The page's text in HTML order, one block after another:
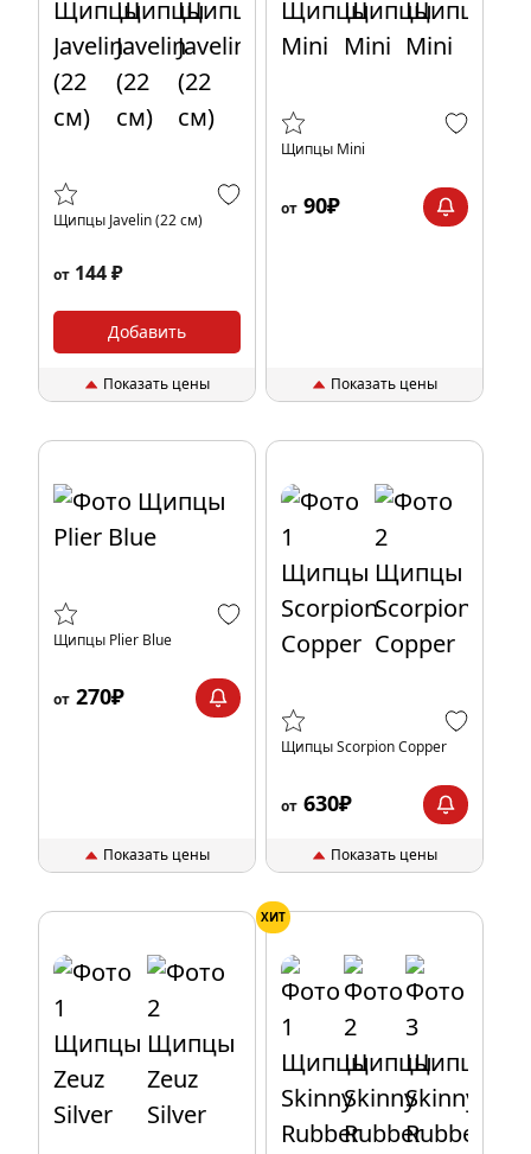
Щипцы Javelin (22 см)
от 144 ₽
Добавить
Показать цены
Щипцы Mini
от 90₽
Показать цены
Щипцы Рlier Blue
от 270₽
Показать цены
Щипцы Scorpion Copper
от 630₽
Показать цены
ХИТ